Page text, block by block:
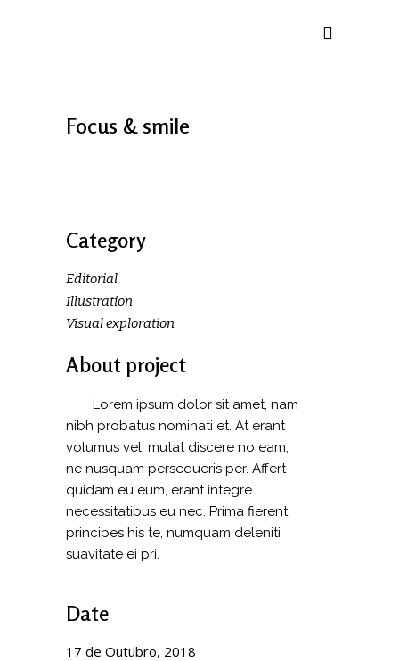
Focus & smile
Category
Editorial
Illustration
Visual exploration
About project
Lorem ipsum dolor sit amet, nam
nibh probatus nominati et. At erant
volumus vel, mutat discere no eam,
ne nusquam persequeris per. Affert
quidam eu eum, erant integre
necessitatibus eu nec. Prima fierent
principes his te, numquam deleniti
suavitate ei pri.
Date
17 de Outubro, 2018